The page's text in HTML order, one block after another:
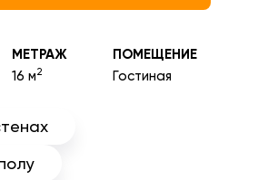
МЕТРАЖ
16 м2
ПОМЕЩЕНИЕ
Гостиная